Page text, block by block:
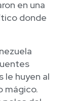
en una
donde
le huyen al
mágico.